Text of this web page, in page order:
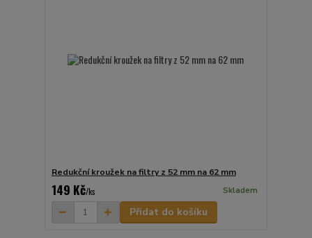
Redukční kroužek na filtry z 52 mm na 62 mm
149 Kč/ks Skladem
Přidat do košíku